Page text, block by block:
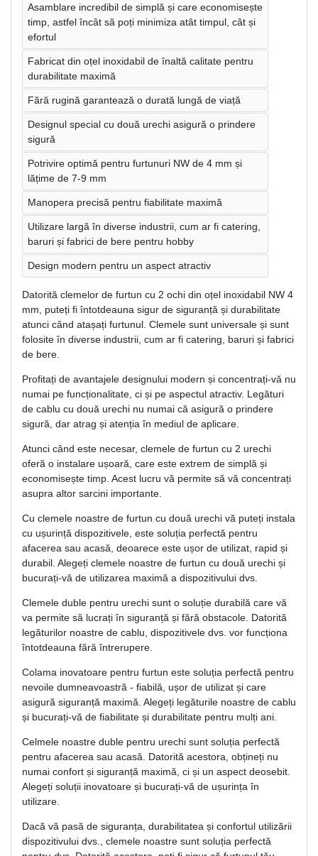
Asamblare incredibil de simplă și care economisește
timp, astfel încât să poți minimiza atât timpul, cât și
efortul
Fabricat din oțel inoxidabil de înaltă calitate pentru
durabilitate maximă
Fără rugină garantează o durată lungă de viață
Designul special cu două urechi asigură o prindere
sigură
Potrivire optimă pentru furtunuri NW de 4 mm și
lățime de 7-9 mm
Manopera precisă pentru fiabilitate maximă
Utilizare largă în diverse industrii, cum ar fi catering,
baruri și fabrici de bere pentru hobby
Design modern pentru un aspect atractiv
Datorită clemelor de furtun cu 2 ochi din oțel inoxidabil NW 4
mm, puteți fi întotdeauna sigur de siguranță și durabilitate
atunci când atașați furtunul. Clemele sunt universale și sunt
folosite în diverse industrii, cum ar fi catering, baruri și fabrici
de bere.
Profitați de avantajele designului modern și concentrați-vă nu
numai pe funcționalitate, ci și pe aspectul atractiv. Legături
de cablu cu două urechi nu numai că asigură o prindere
sigură, dar atrag și atenția în mediul de aplicare.
Atunci când este necesar, clemele de furtun cu 2 urechi
oferă o instalare ușoară, care este extrem de simplă și
economisește timp. Acest lucru vă permite să vă concentrați
asupra altor sarcini importante.
Cu clemele noastre de furtun cu două urechi vă puteți instala
cu ușurință dispozitivele, este soluția perfectă pentru
afacerea sau acasă, deoarece este ușor de utilizat, rapid și
durabil. Alegeți clemele noastre de furtun cu două urechi și
bucurați-vă de utilizarea maximă a dispozitivului dvs.
Clemele duble pentru urechi sunt o soluție durabilă care vă
va permite să lucrați în siguranță și fără obstacole. Datorită
legăturilor noastre de cablu, dispozitivele dvs. vor funcționa
întotdeauna fără întrerupere.
Colama inovatoare pentru furtun este soluția perfectă pentru
nevoile dumneavoastră - fiabilă, ușor de utilizat și care
asigură siguranță maximă. Alegeți legăturile noastre de cablu
și bucurați-vă de fiabilitate și durabilitate pentru mulți ani.
Celmele noastre duble pentru urechi sunt soluția perfectă
pentru afacerea sau acasă. Datorită acestora, obțineți nu
numai confort și siguranță maximă, ci și un aspect deosebit.
Alegeți soluții inovatoare și bucurați-vă de ușurința în
utilizare.
Dacă vă pasă de siguranța, durabilitatea și confortul utilizării
dispozitivului dvs., clemele noastre sunt soluția perfectă